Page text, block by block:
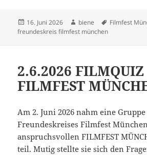
Veröffentlicht
am
16. Juni 2026 Autor
biene Schlagwörter
Filmfest
freundeskreis filmfest münchen
2.6.2026 FILMQUIZ
FILMFEST
Am 2. Juni 2026 nahm eine Gruppe
Freundeskreises Filmfest
anspruchsvollen FILMFEST
teil. Mutig stellte sie sich den